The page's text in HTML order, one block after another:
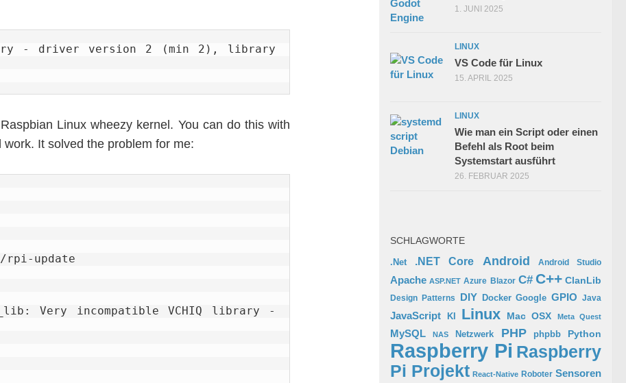
- driver version 2 (min 2), library
Linux wheezy kernel. You can do this with
It solved the problem for me:
rpi-update
1. JUNI 2025
LINUX
VS Code für Linux
15. APRIL 2025
LINUX
Wie man ein Script oder einen
Befehl als Root beim
Systemstart ausführt
26. FEBRUAR 2025
SCHLAGWORTE
.Net .NET Core Android Android Studio
Apache ASP.NET Azure Blazor C# C++ ClanLib
Design Patterns DIY Docker Google GPIO Java
JavaScript KI Linux Mac OSX Meta Quest
MySQL NAS Netzwerk PHP phpbb Python
Raspberry Pi Raspberry
Pi Projekt React-Native Roboter Sensoren